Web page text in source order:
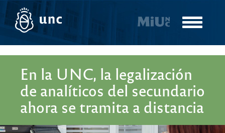
Pasar
contenido
Toggle
En la UNC, la legalización
de analíticos del secundario
ahora se tramita a distancia